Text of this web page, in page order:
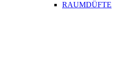
RAUMDÜFTE